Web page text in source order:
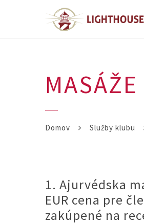
MASÁŽE
Domov Služby klubu
1. Ajurvédska
EUR cena pre
zakúpené na